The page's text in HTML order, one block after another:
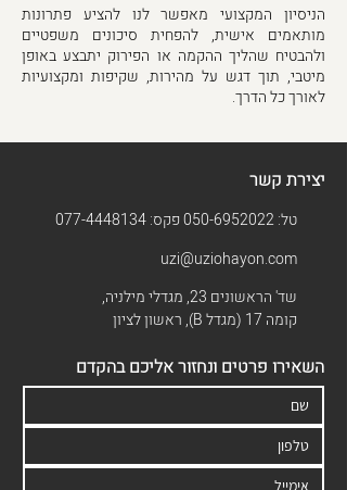
הניסיון המקצועי מאפשר לנו להציע פתרונות
מותאמים אישית, להפחית סיכונים משפטיים
ולהבטיח שהליך ההקמה או הפירוק יתבצע באופן
מיטבי, תוך דגש על מהירות, שקיפות ומקצועיות
לאורך כל הדרך.
יצירת קשר
טל:050-6952022פקס:077-4448134
uzi@uziohayon.com
שד' הראשונים 23, מגדלי מילניה,
קומה 17 (מגדל B), ראשון לציון
השאירו פרטים ונחזור אליכם בהקדם